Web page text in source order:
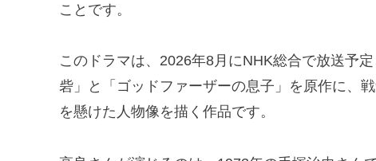
ことです。
このドラマは、2026年8月にNHK総合で放送予
砦」と「ゴッドファーザーの息子」を原作に、
を懸けた人物像を描く作品です。